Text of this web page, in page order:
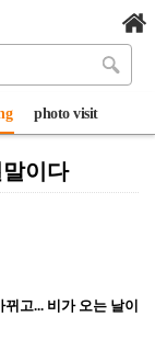
photo visit
이다
고... 비가 오는 날이